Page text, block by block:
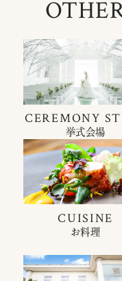
CEREMONY
挙式会場
CUISINE
お料理